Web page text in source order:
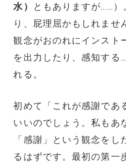
水）
ともありますが……
り、屁理屈かもしれませ
観念がおのれにインスト
を出力したり、感知する
れる。
初めて「これが感謝であ
いいのでしょう。私もあ
「感謝」という観念を
るはずです。最初の第一